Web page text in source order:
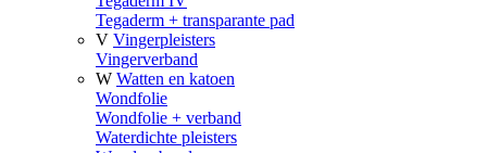
Tegaderm + transparante pad
V Vingerpleisters
Vingerverband
W Watten en katoen
Wondfolie
Wondfolie + verband
Waterdichte pleisters